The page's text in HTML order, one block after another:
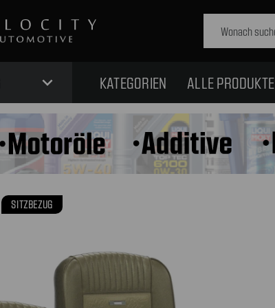
expand_more KATEGORIEN ALLE PRODUKTE
SITZBEZUG